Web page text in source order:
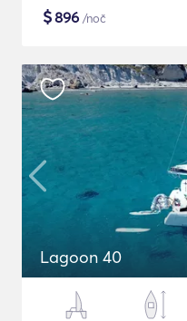
$896 /noč
Lagoon 40